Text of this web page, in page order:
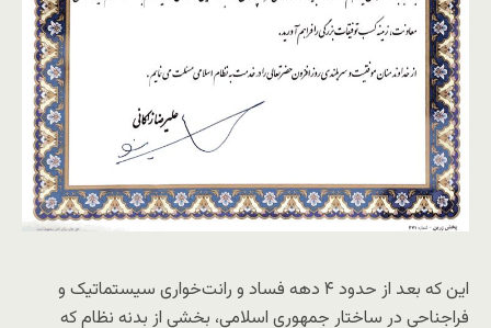
این که بعد از حدود ۴ دهه فساد و رانت‌خواری سیستماتیک و
فراجناحی در ساختار جمهوری اسلامی، بخشی از بدنه نظام که